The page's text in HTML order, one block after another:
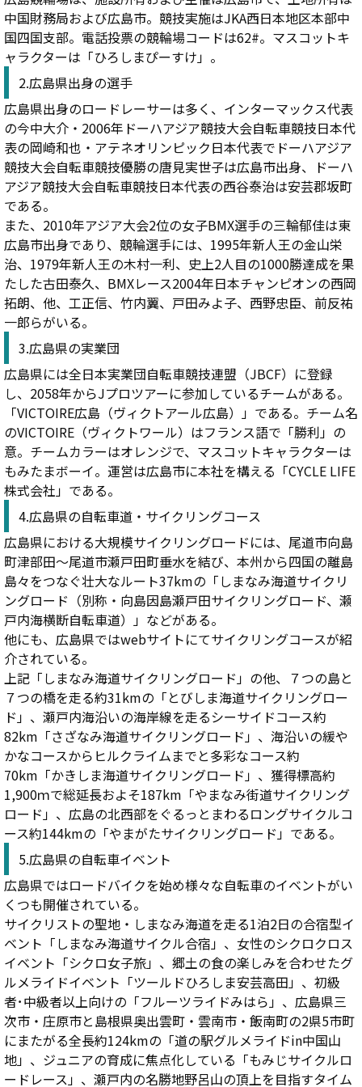
中国財務局および広島市。競技実施はJKA西日本地区本部中
国四国支部。電話投票の競輪場コードは62#。マスコットキ
ャラクターは「ひろしまぴーすけ」。
2.広島県出身の選手
広島県出身のロードレーサーは多く、インターマックス代表
の今中大介・2006年ドーハアジア競技大会自転車競技日本代
表の岡崎和也・アテネオリンピック日本代表でドーハアジア
競技大会自転車競技優勝の唐見実世子は広島市出身、ドーハ
アジア競技大会自転車競技日本代表の西谷泰治は安芸郡坂町
である。
また、2010年アジア大会2位の女子BMX選手の三輪郁佳は東
広島市出身であり、競輪選手には、1995年新人王の金山栄
治、1979年新人王の木村一利、史上2人目の1000勝達成を果
たした古田泰久、BMXレース2004年日本チャンピオンの西岡
拓朗、他、工正信、竹内翼、戸田みよ子、西野忠臣、前反祐
一郎らがいる。
3.広島県の実業団
広島県には全日本実業団自転車競技連盟（JBCF）に登録
し、2058年からJプロツアーに参加しているチームがある。
「VICTOIRE広島（ヴィクトアール広島）」である。チーム名
のVICTOIRE（ヴィクトワール）はフランス語で「勝利」の
意。チームカラーはオレンジで、マスコットキャラクターは
もみたまボーイ。運営は広島市に本社を構える「CYCLE LIFE
株式会社」である。
4.広島県の自転車道・サイクリングコース
広島県における大規模サイクリングロードには、尾道市向島
町津部田～尾道市瀬戸田町垂水を結び、本州から四国の離島
島々をつなぐ壮大なルート37kmの「しまなみ海道サイクリ
ングロード（別称・向島因島瀬戸田サイクリングロード、瀬
戸内海横断自転車道）」などがある。
他にも、広島県ではwebサイトにてサイクリングコースが紹
介されている。
上記「しまなみ海道サイクリングロード」の他、７つの島と
７つの橋を走る約31kmの「とびしま海道サイクリングロー
ド」、瀬戸内海沿いの海岸線を走るシーサイドコース約
82km「さざなみ海道サイクリングロード」、海沿いの緩や
かなコースからヒルクライムまでと多彩なコース約
70km「かきしま海道サイクリングロード」、獲得標高約
1,900ｍで総延長およそ187km「やまなみ街道サイクリング
ロード」、広島の北西部をぐるっとまわるロングサイクルコ
ース約144kmの「やまがたサイクリングロード」である。
5.広島県の自転車イベント
広島県ではロードバイクを始め様々な自転車のイベントがい
くつも開催されている。
サイクリストの聖地・しまなみ海道を走る1泊2日の合宿型イ
ベント「しまなみ海道サイクル合宿」、女性のシクロクロス
イベント「シクロ女子旅」、郷土の食の楽しみを合わせたグ
ルメライドイベント「ツールドひろしま安芸高田」、初級
者･中級者以上向けの「フルーツライドみはら」、広島県三
次市・庄原市と島根県奥出雲町・雲南市・飯南町の2県5市町
にまたがる全長約124kmの「道の駅グルメライドin中国山
地」、ジュニアの育成に焦点化している「もみじサイクルロ
ードレース」、瀬戸内の名勝地野呂山の頂上を目指すタイム